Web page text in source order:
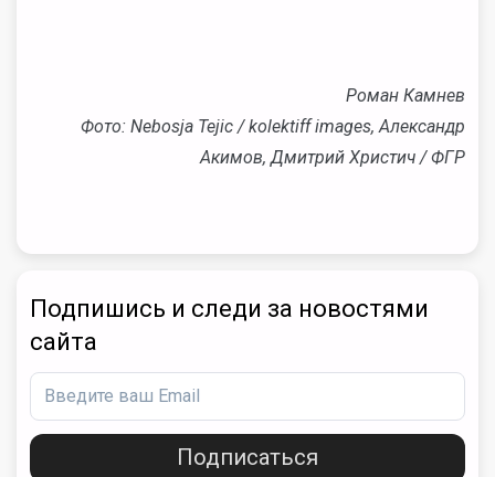
Роман Камнев
Фото: Nebosja Tejic / kolektiff images, Александр
Акимов, Дмитрий Христич / ФГР
Подпишись и следи за новостями
сайта
Подписаться